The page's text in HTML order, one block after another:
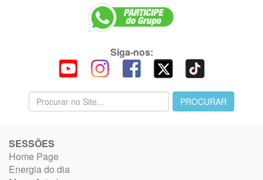
Siga-nos:
SESSÕES
Home Page
Energia do dia